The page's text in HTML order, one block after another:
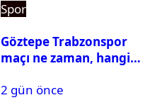
Spor
Göztepe Trabzonspor
maçı ne zaman, hangi
oynayacak mı?
2 gün önce